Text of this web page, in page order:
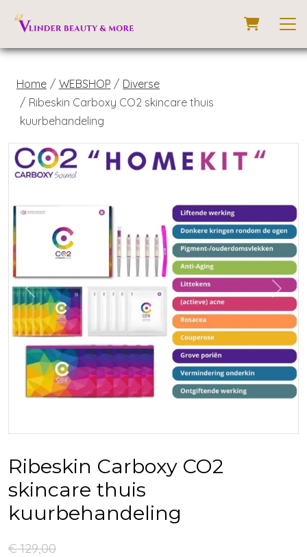
Home WEBSHOP
Diverse
Ribeskin Carboxy CO2 skincare thuis
kuurbehandeling
Ribeskin Carboxy CO2
skincare thuis
kuurbehandeling
€ 129,00
Previous Next